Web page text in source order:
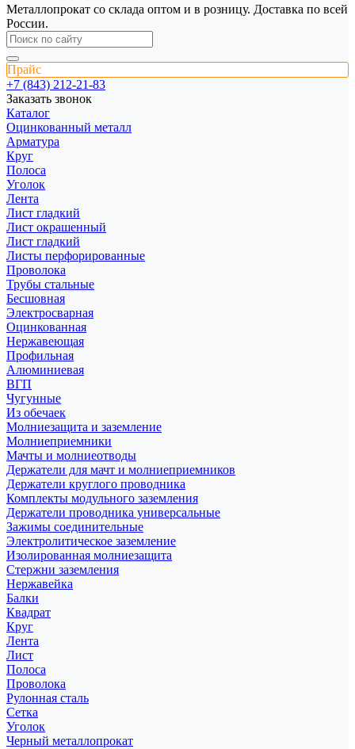
Металлопрокат со склада оптом и в розницу. Доставка по всей
России.
Прайс
+7 (843) 212-21-83
Заказать звонок
Каталог
Оцинкованный металл
Арматура
Круг
Полоса
Уголок
Лента
Лист гладкий
Лист окрашенный
Лист гладкий
Листы перфорированные
Проволока
Трубы стальные
Бесшовная
Электросварная
Оцинкованная
Нержавеющая
Профильная
Алюминиевая
ВГП
Чугунные
Из обечаек
Молниезащита и заземление
Молниеприемники
Мачты и молниеотводы
Держатели для мачт и молниеприемников
Держатели круглого проводника
Комплекты модульного заземления
Держатели проводника универсальные
Зажимы соединительные
Электролитическое заземление
Изолированная молниезащита
Стержни заземления
Нержавейка
Балки
Квадрат
Круг
Лента
Лист
Полоса
Проволока
Рулонная сталь
Сетка
Уголок
Черный металлопрокат